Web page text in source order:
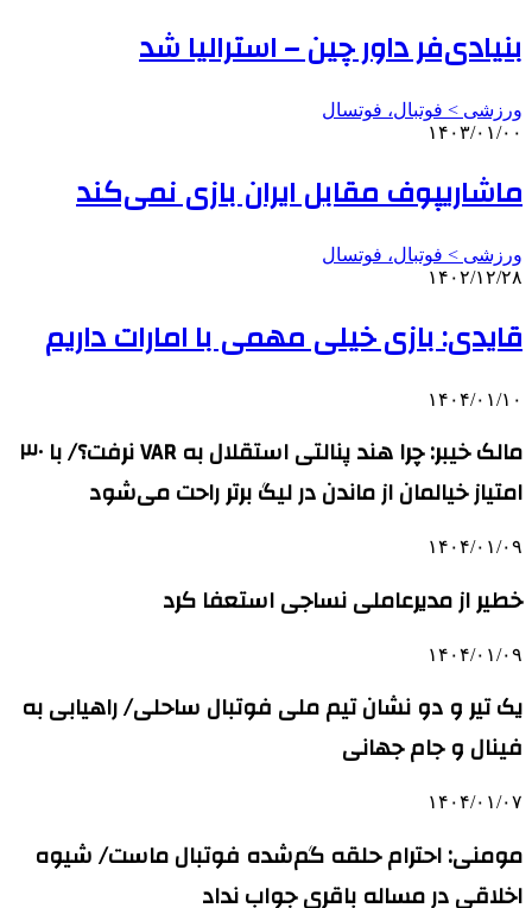
بنیادی‌فر داور چین – استرالیا شد
ورزشی > فوتبال، فوتسال
۱۴۰۳/۰۱/۰۰
ماشاریپوف مقابل ایران بازی نمی‌کند
ورزشی > فوتبال، فوتسال
۱۴۰۲/۱۲/۲۸
قایدی: بازی خیلی مهمی با امارات داریم
۱۴۰۴/۰۱/۱۰
مالک خیبر: چرا هند پنالتی استقلال به VAR نرفت؟/ با ۳۰
امتیاز خیالمان از ماندن در لیگ برتر راحت می‌شود
۱۴۰۴/۰۱/۰۹
خطیر از مدیرعاملی نساجی استعفا کرد
۱۴۰۴/۰۱/۰۹
یک تیر و دو نشان تیم ملی فوتبال ساحلی/ راهیابی به
فینال و جام جهانی
۱۴۰۴/۰۱/۰۷
مومنی: احترام حلقه گم‌شده فوتبال ماست/ شیوه
اخلاقی در مساله باقری جواب نداد